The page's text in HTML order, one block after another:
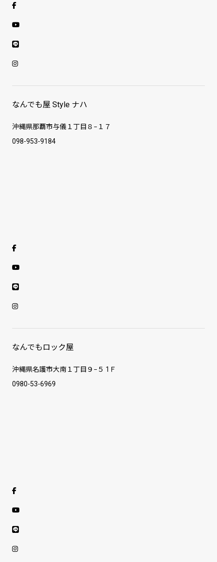
なんでも屋 Style ナハ
沖縄県那覇市与儀１丁目８−１７
098-953-9184
なんでもロック屋
沖縄県名護市大南１丁目９−５ 1Ｆ
0980-53-6969